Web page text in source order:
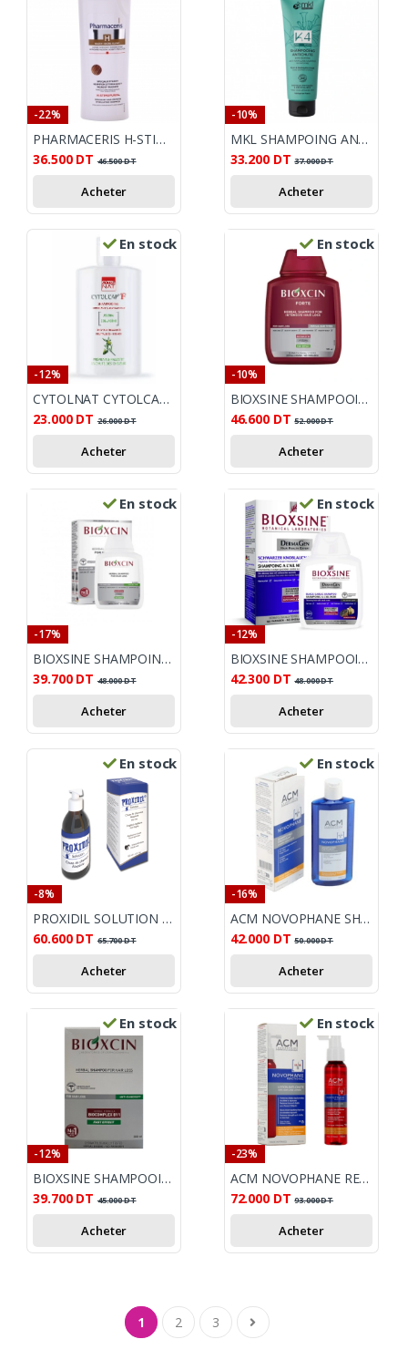
-22%
PHARMACERIS H-STIMUPURIN SHAMPOOING ACCELERATEUR DE POUSSE DE CHEVEUX 250 ML
36.500 DT 46.500DT
Acheter
-10%
MKL SHAMPOING ANTICHUTE BIO 250ML
33.200 DT 37.000DT
Acheter
En stock
-12%
CYTOLNAT CYTOLCAP F SHAMPOOING 200 ML
23.000 DT 26.000DT
Acheter
En stock
-10%
BIOXSINE SHAMPOOING ANTI CHUTE FORTE TOUS TYPES DE CHEVEUX 300ML
46.600 DT 52.000DT
Acheter
En stock
-17%
BIOXSINE SHAMPOING ANTI CHUTE CHEVEUX GRAS
39.700 DT 48.000DT
Acheter
En stock
-12%
BIOXSINE SHAMPOOING ANTI CHUTE A AIL NOIR 300ML
42.300 DT 48.000DT
Acheter
En stock
-8%
PROXIDIL SOLUTION ANTI CHUTE 125ML
60.600 DT 65.700DT
Acheter
En stock
-16%
ACM NOVOPHANE SHAMPOOING ÉNERGISANT 200 ML
42.000 DT 50.000DT
Acheter
En stock
-12%
BIOXSINE SHAMPOOING ANTI CHUTE ANTIPELLICULAIRE 300ML
39.700 DT 45.000DT
Acheter
En stock
-23%
ACM NOVOPHANE REACTIONAL LOTION ANTI-CHUTE 100 ML
72.000 DT 93.000DT
Acheter
1 2 3